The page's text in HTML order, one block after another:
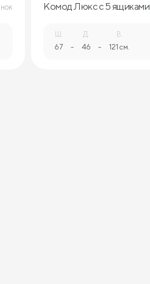
Комод Люкс с 5 ящиками
Ш.
67 -
Д.
46 -
В.
121 см.